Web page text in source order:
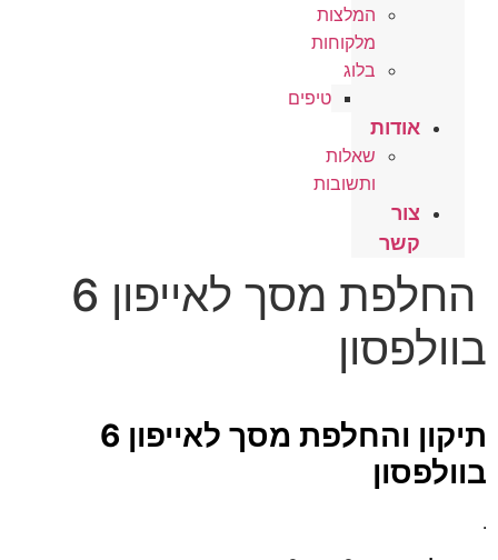
המלצות
מלקוחות
בלוג
טיפים
אודות
שאלות
ותשובות
צור
קשר
החלפת מסך לאייפון 6
בוולפסון
תיקון והחלפת מסך לאייפון 6
בוולפסון
.